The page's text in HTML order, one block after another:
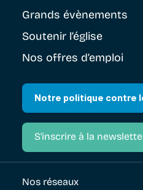
Grands évènements
Soutenir l’église
Nos offres d’emploi
Notre politique contre
S'inscrire à la
Nos réseaux